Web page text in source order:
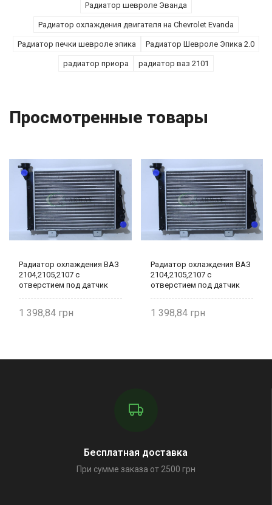
Радиатор шевроле Эванда
Радиатор охлаждения двигателя на Chevrolet Evanda
Радиатор печки шевроле эпика Радиатор Шевроле Эпика 2.0
радиатор приора радиатор ваз 2101
Просмотренные товары
Радиатор охлаждения ВАЗ
2104,2105,2107 с
отверстием под датчик
1 398,84
Радиатор охлаждения ВАЗ
2104,2105,2107 с
отверстием под датчик
1 398,84
Бесплатная доставка
При сумме заказа от 2500 грн